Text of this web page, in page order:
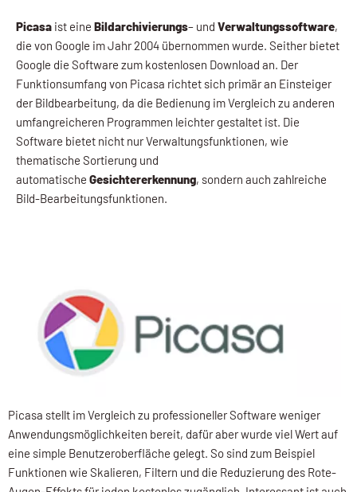
Picasa ist eine Bildarchivierungs– und Verwaltungssoftware,
die von Google im Jahr 2004 übernommen wurde. Seither bietet
Google die Software zum kostenlosen Download an. Der
Funktionsumfang von Picasa richtet sich primär an Einsteiger
der Bildbearbeitung, da die Bedienung im Vergleich zu anderen
umfangreicheren Programmen leichter gestaltet ist. Die
Software bietet nicht nur Verwaltungsfunktionen, wie
thematische Sortierung und
automatische Gesichtererkennung, sondern auch zahlreiche
Bild-Bearbeitungsfunktionen.
Picasa stellt im Vergleich zu professioneller Software weniger
Anwendungsmöglichkeiten bereit, dafür aber wurde viel Wert auf
eine simple Benutzeroberfläche gelegt. So sind zum Beispiel
Funktionen wie Skalieren, Filtern und die Reduzierung des Rote-